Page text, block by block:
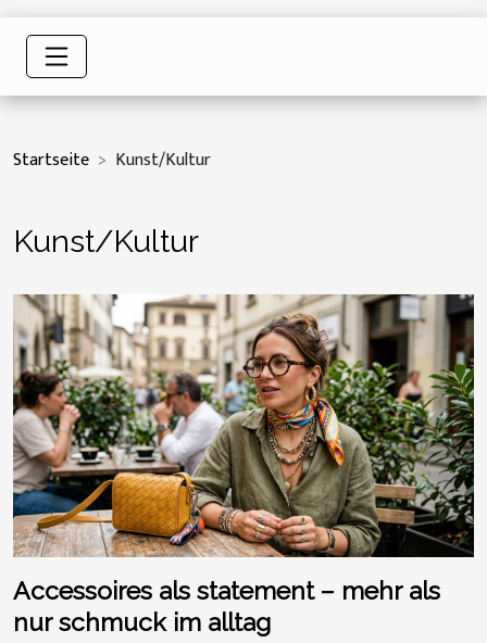
Startseite Kunst/Kultur
Kunst/Kultur
Accessoires als statement – mehr als
nur schmuck im alltag